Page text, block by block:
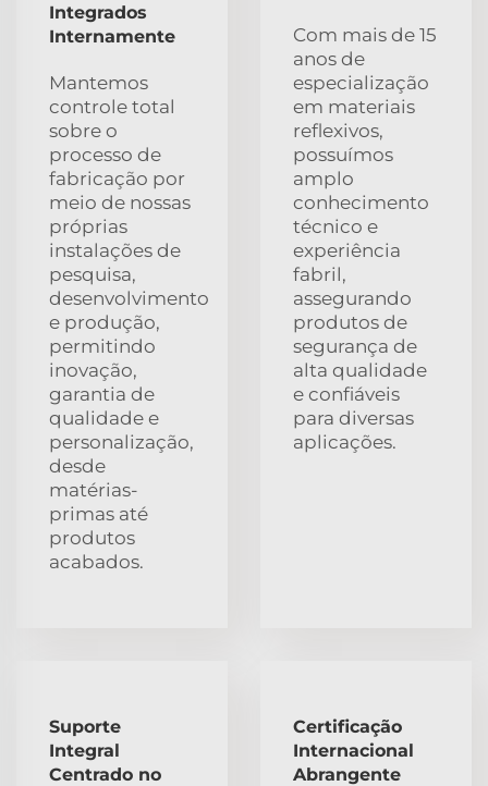
Integrados
Internamente
Mantemos
controle total
sobre o
processo de
fabricação por
meio de nossas
próprias
instalações de
pesquisa,
desenvolvimento
e produção,
permitindo
inovação,
garantia de
qualidade e
personalização,
desde
matérias-
primas até
produtos
acabados.
Com mais de 15
anos de
especialização
em materiais
reflexivos,
possuímos
amplo
conhecimento
técnico e
experiência
fabril,
assegurando
produtos de
segurança de
alta qualidade
e confiáveis
para diversas
aplicações.
Suporte
Integral
Centrado no
Certificação
Internacional
Abrangente